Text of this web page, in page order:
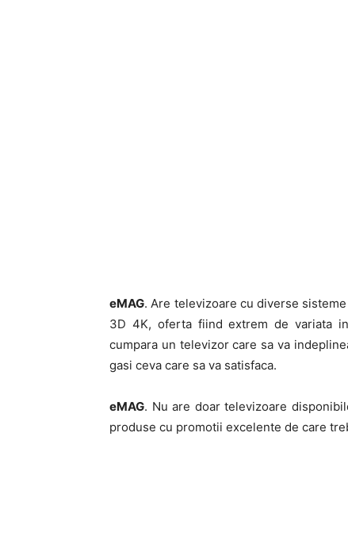
eMAG. Are televizoare cu diverse
3D 4K, oferta fiind extrem de variata
cumpara un televizor care sa va
gasi ceva care sa va satisfaca.
eMAG. Nu are doar televizoare
produse cu promotii excelente de care